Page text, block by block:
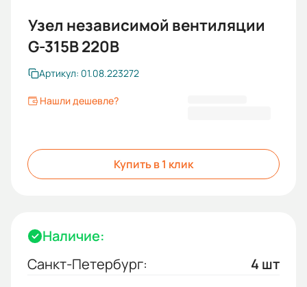
Узел независимой вентиляции
G-315В 220В
Артикул: 01.08.223272
Нашли дешевле?
Купить в 1 клик
Наличие:
Санкт-Петербург:
4 шт